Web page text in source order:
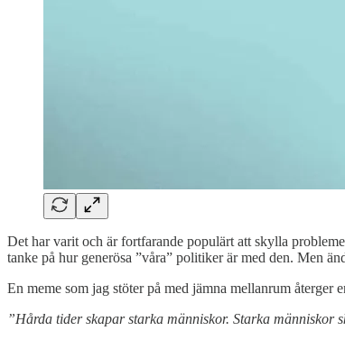
Det har varit och är fortfarande populärt att skylla
tanke på hur generösa ”våra” politiker är med den. Men
En meme som jag stöter på med jämna mellanrum
”Hårda tider skapar starka människor. Starka människor